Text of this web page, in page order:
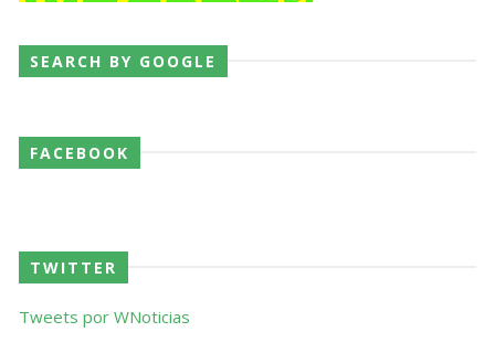
SEARCH BY GOOGLE
FACEBOOK
TWITTER
Tweets por WNoticias